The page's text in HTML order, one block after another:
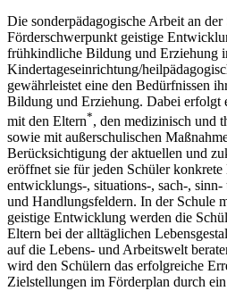
Die sonderpädagogische Arbeit an
Förderschwerpunkt geistige
frühkindliche Bildung und Erziehung
Kindertageseinrichtung/
gewährleistet eine den Bedürfnissen
Bildung und Erziehung. Dabei erfolgt
mit den Eltern*, den medizinisch und
sowie mit außerschulischen
Berücksichtigung der aktuellen und
eröffnet sie für jeden Schüler
entwicklungs-, situations-, sach-,
und Handlungsfeldern. In der Schule
geistige Entwicklung werden die
Eltern bei der alltäglichen
auf die Lebens- und Arbeitswelt
wird den Schülern das erfolgreiche
Zielstellungen im Förderplan durch